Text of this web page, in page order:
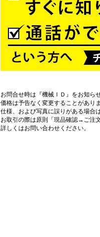
お問合せ時は『機械ＩＤ』をお知ら
価格は予告なく変更することがあり
仕様、および写真に誤りがある場合
お取引の際は原則「現品確認→ご
詳しくはお問い合わせください。